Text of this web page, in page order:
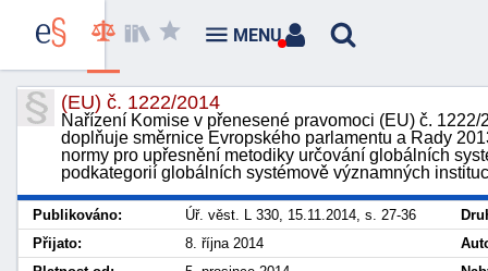
(EU) č. 1222/2014
Nařízení Komise v přenesené pravomoci (EU) č.
doplňuje směrnice Evropského parlamentu a Rady
normy pro upřesnění metodiky určování globálních
podkategorií globálních systémově významných
Publikováno: Úř. věst. L 330, 15.11.2014, s. 27-36
Přijato:
8. října 2014
MENU